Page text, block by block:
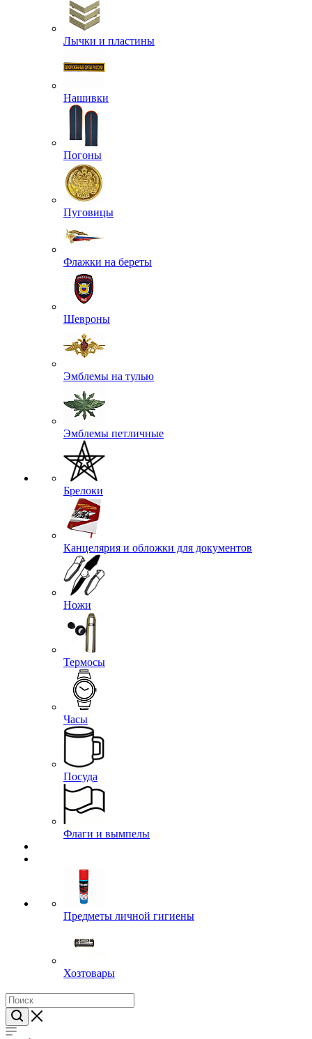
Лычки и пластины
Нашивки
Погоны
Пуговицы
Флажки на береты
Шевроны
Эмблемы на тулью
Эмблемы петличные
Брелоки
Канцелярия и обложки для документов
Ножи
Термосы
Часы
Посуда
Флаги и вымпелы
Предметы личной гигиены
Хозтовары